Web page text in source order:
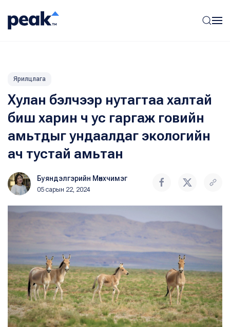
Ярилцлага
Хулан бэлчээр нутагтаа халтай
биш харин ч ус гаргаж говийн
амьтдыг ундаалдаг экологийн
ач тустай амьтан
Буяндэлгэрийн Мөнхчимэг
05 сарын 22, 2024